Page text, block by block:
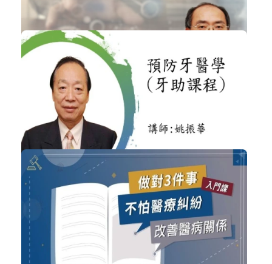
NT$1,500
葉泰榮 - 牙醫臨床服務的創新思維－...
非學分課程
購買後有效期限：2026-11-06
4550
NT$550
講師-姚振華-預防牙醫學(牙助課程)
牙醫助理 加入購物車
購買後有效期限：2026-09-06